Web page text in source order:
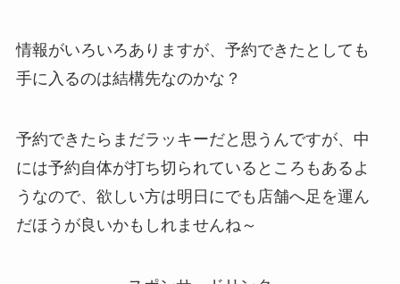
情報がいろいろありますが、予約できたとしても
手に入るのは結構先なのかな？
予約できたらまだラッキーだと思うんですが、中
には予約自体が打ち切られているところもあるよ
うなので、欲しい方は明日にでも店舗へ足を運ん
だほうが良いかもしれませんね～